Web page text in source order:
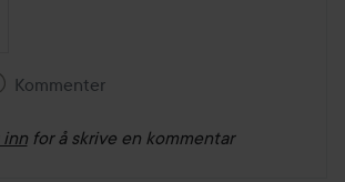
Kommenter
inn for å skrive en kommentar